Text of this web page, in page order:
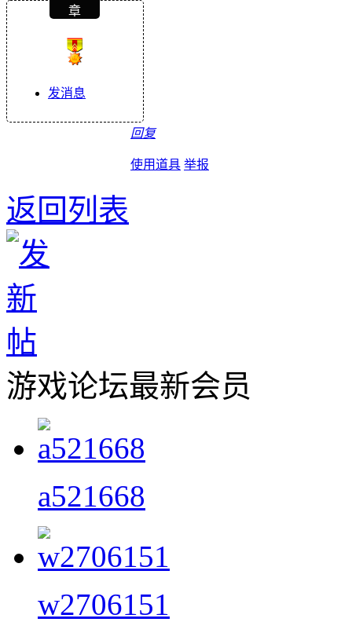
章
发消息
回复
使用道具 举报
返回列表
游戏论坛最新会员
a521668
w2706151